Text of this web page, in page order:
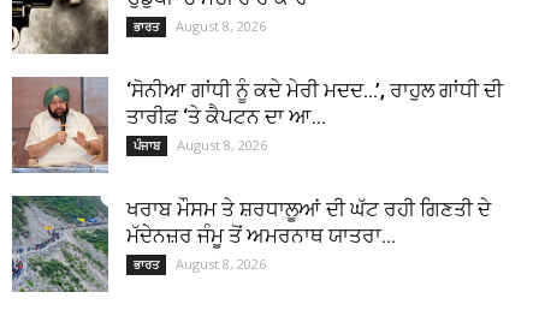
ਭਾਰਤ August 8, 2026
‘ਸੋਨੀਆ ਗਾਂਧੀ ਨੂੰ ਕਦੇ ਮੇਰੀ ਮਦਦ…’, ਰਾਹੁਲ ਗਾਂਧੀ ਦੀ
ਤਾਰੀਫ਼ ‘ਤੇ ਕੈਪਟਨ ਦਾ ਆ...
ਪੰਜਾਬ August 8, 2026
ਖਰਾਬ ਮੌਸਮ ਤੇ ਸ਼ਰਧਾਲੂਆਂ ਦੀ ਘੱਟ ਰਹੀ ਗਿਣਤੀ ਦੇ
ਮੱਦੇਨਜ਼ਰ ਜੰਮੂ ਤੋਂ ਅਮਰਨਾਥ ਯਾਤਰਾ...
ਭਾਰਤ August 8, 2026